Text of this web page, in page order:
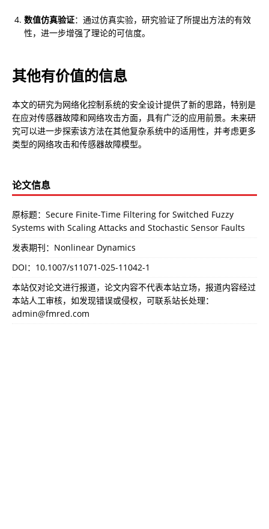
数值仿真验证：通过仿真实验，研究验证了所提出方法的有效
性，进一步增强了理论的可信度。
其他有价值的信息
本文的研究为网络化控制系统的安全设计提供了新的思路，特别是
在应对传感器故障和网络攻击方面，具有广泛的应用前景。未来研
究可以进一步探索该方法在其他复杂系统中的适用性，并考虑更多
类型的网络攻击和传感器故障模型。
论文信息
原标题：Secure Finite-Time Filtering for Switched Fuzzy
Systems with Scaling Attacks and Stochastic Sensor Faults
发表期刊：Nonlinear Dynamics
DOI： 10.1007/s11071-025-11042-1
本站仅对论文进行报道，论文内容不代表本站立场，报道内容经过
本站人工审核，如发现错误或侵权，可联系站长处理：
admin@fmred.com